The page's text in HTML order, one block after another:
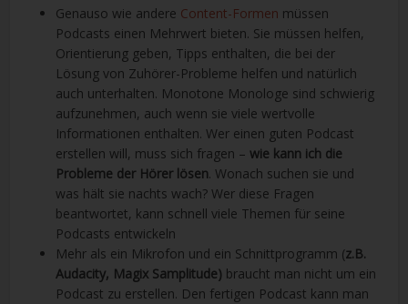
Genauso wie andere Content-Formen müssen
Podcasts einen Mehrwert bieten. Sie müssen helfen,
Orientierung geben, Tipps enthalten, die bei der
Lösung von Zuhörer-Probleme helfen und natürlich
auch unterhalten. Monotone Monologe sind schwierig
aufzunehmen, auch wenn sie viele wertvolle
Informationen enthalten. Wer einen guten Podcast
erstellen will, muss sich fragen –wie kann ich die
Probleme der Hörer lösen. Wonach suchen sie und
was hält sie nachts wach? Wer diese Fragen
beantwortet, kann schnell viele Themen für seine
Podcasts entwickeln
Mehr als ein Mikrofon und ein Schnittprogramm (z.B.
Audacity, Magix Samplitude) braucht man nicht um ein
Podcast zu erstellen. Den fertigen Podcast kann man